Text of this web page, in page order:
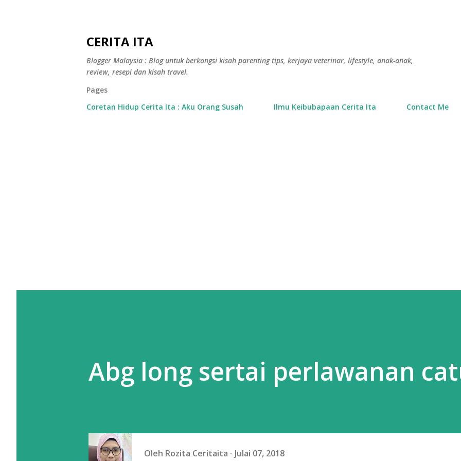
CERITA ITA
Blogger Malaysia : Blog untuk berkongsi kisah parenting tips, kerjaya veterinar, lifestyle, anak-anak,
review, resepi dan kisah travel.
Pages
Coretan Hidup Cerita Ita : Aku Orang Susah
Ilmu Keibubapaan Cerita Ita Contact Me
Abg long sertai perlawanan
Oleh Rozita Ceritaita Julai 07, 2018